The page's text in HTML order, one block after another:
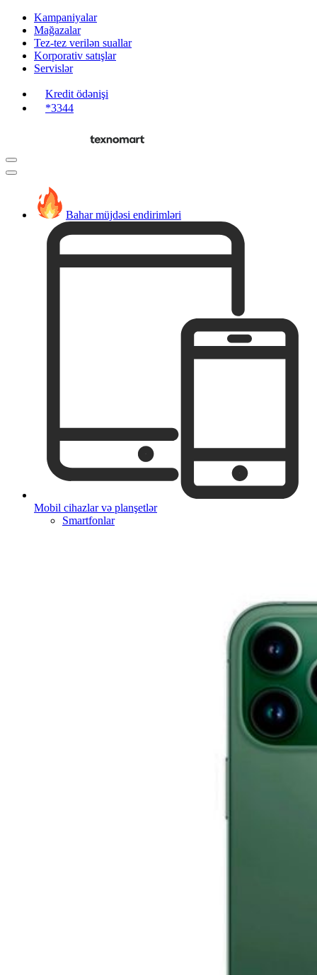
Kampaniyalar
Mağazalar
Tez-tez verilən suallar
Korporativ satışlar
Servislər
Kredit ödənişi
*3344
Bahar müjdəsi endirimləri
Mobil cihazlar və planşetlər
Smartfonlar